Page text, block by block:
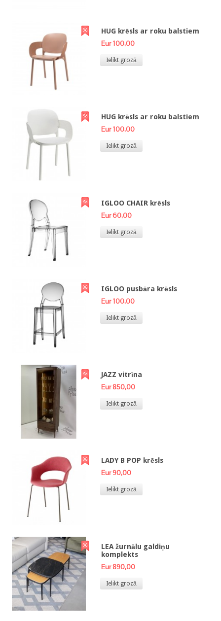
HUG krēsls ar roku balstiem
Eur 100,00
Ielikt grozā
HUG krēsls ar roku balstiem
Eur 100,00
Ielikt grozā
IGLOO CHAIR krēsls
Eur 60,00
Ielikt grozā
IGLOO pusbāra krēsls
Eur 100,00
Ielikt grozā
JAZZ vitrīna
Eur 850,00
Ielikt grozā
LADY B POP krēsls
Eur 90,00
Ielikt grozā
LEA žurnālu galdiņu
komplekts
Eur 890,00
Ielikt grozā